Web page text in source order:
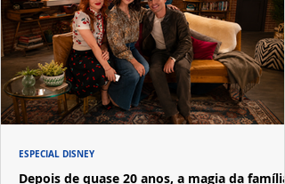
Depois de quase 20 anos, a magia da família
ESPECIAL DISNEY